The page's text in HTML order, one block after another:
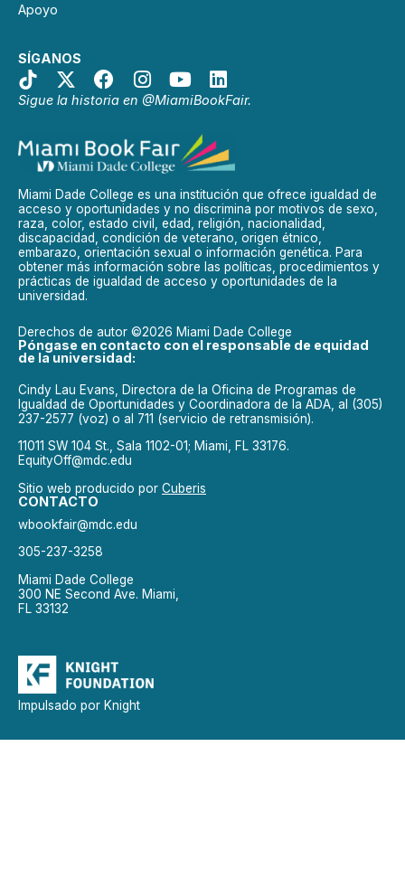
Apoyo
SÍGANOS
Sigue la historia en @MiamiBookFair.
Miami Dade College es una institución que ofrece igualdad de
acceso y oportunidades y no discrimina por motivos de sexo,
raza, color, estado civil, edad, religión, nacionalidad,
discapacidad, condición de veterano, origen étnico,
embarazo, orientación sexual o información genética. Para
obtener más información sobre las políticas, procedimientos y
prácticas de igualdad de acceso y oportunidades de la
universidad.
Derechos de autor ©2026 Miami Dade College
Póngase en contacto con el responsable de equidad
de la universidad:
Cindy Lau Evans, Directora de la Oficina de Programas de
Igualdad de Oportunidades y Coordinadora de la ADA, al (305)
237-2577 (voz) o al 711 (servicio de retransmisión).
11011 SW 104 St., Sala 1102-01; Miami, FL 33176.
EquityOff@mdc.edu
Sitio web producido por Cuberis
CONTACTO
wbookfair@mdc.edu
305-237-3258
Miami Dade College
300 NE Second Ave. Miami,
FL 33132
Impulsado por Knight